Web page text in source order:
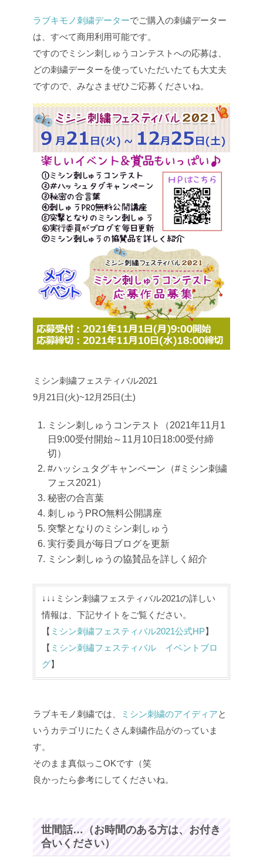
ラブキモノ刺繍データーでご購入の刺繍データー
は、すべて商用利用可能です。
ですのでミシン刺しゅうコンテストへの応募は、
どの刺繍データーを使っていただいたても大丈夫
ですので、みなさまぜひご応募くださいね。
ミシン刺繍フェスティバル2021
9月21日(火)~12月25日(土)
ミシン刺しゅうコンテスト（2021年11月1
日9:00受付開始～11月10日18:00受付締
切）
#ハッシュタグキャンペーン（#ミシン刺繍
フェス2021）
秘密の合言葉
刺しゅうPRO無料公開講座
突撃となりのミシン刺しゅう
実行委員が毎日ブログを更新
ミシン刺しゅうの協賛品を詳しく紹介
↓↓↓ミシン刺繍フェスティバル2021の詳しい
情報は、下記サイトをご覧ください。
【 ミシン刺繍フェスティバル2021公式HP】
【 ミシン刺繡フェスティバル イベントブロ
グ】
ラブキモノ刺繍では、 ミシン刺繍のアイディアと
いうカテゴリにたくさん刺繍作品がのっていま
す。
そのまま真似っこOKです（笑
良かったら参考にしてくださいね。
世間話…（お時間のある方は、お付き
合いください）